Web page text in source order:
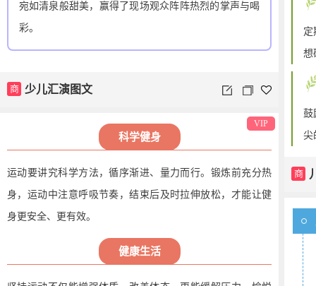
宛如清泉般甜美，赢得了现场观众阵阵热烈的掌声与喝
彩。
商 少儿汇演图文
定
想
鼓
尖
商
科学健身
运动要讲究科学方法，循序渐进、量力而行。锻炼前充分热
身，运动中注意呼吸节奏，结束后及时拉伸放松，才能让健
身更安全、更有效。
健康生活
VIP